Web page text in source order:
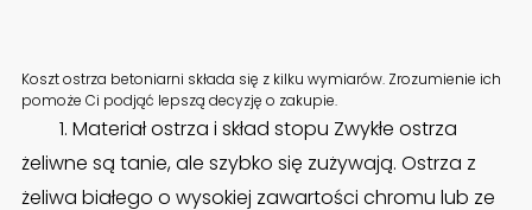
Koszt ostrza betoniarni składa się z kilku wymiarów. Zrozumienie ich
pomoże Ci podjąć lepszą decyzję o zakupie.
1. Materiał ostrza i skład stopu Zwykłe ostrza
żeliwne są tanie, ale szybko się zużywają. Ostrza z
żeliwa białego o wysokiej zawartości chromu lub ze